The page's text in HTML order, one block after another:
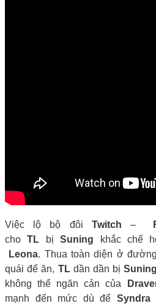
Việc lộ bộ đôi Twitch –
choTL bịSuning khắc chế
Leona. Thua toàn diện ở
quái để ăn, TLdần dần bịSuning
không thể ngăn cản của
mạnh đến mức dù để Syndra